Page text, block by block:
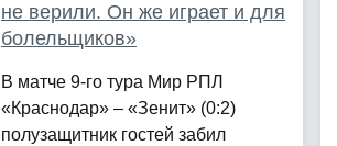
не верили. Он же играет и для
болельщиков»
В матче 9-го тура Мир РПЛ
«Краснодар» – «Зенит» (0:2)
полузащитник гостей забил